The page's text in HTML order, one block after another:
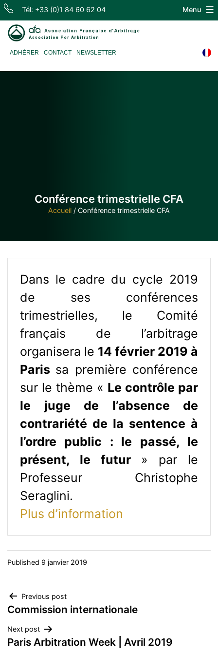
Skip
content
Tél: +33 (0)1 84 60 62 04
d'Arbitrage
ADHÉRER CONTACT NEWSLETTER
Menu
Conférence trimestrielle CFA
Accueil / Conférence trimestrielle CFA
Dans le cadre du cycle 2019
de ses conférences
trimestrielles, le Comité
français de l’arbitrage
organisera le 14 février 2019 à
Paris sa première conférence
sur le thème « Le contrôle par
le juge de l’absence de
contrariété de la sentence à
l’ordre public : le passé, le
présent, le futur » par le
Professeur Christophe
Seraglini.
Plus d’information
Published 9 janvier 2019
Navigation
de
l’article
Previous post
Commission internationale
Next post
Paris Arbitration Week | Avril 2019